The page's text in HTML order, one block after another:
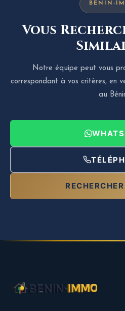
BENIN-
Vous
Notre équipe peut vous
correspondant à vos critères, en
au